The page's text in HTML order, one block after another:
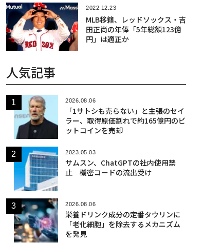
2022.12.23
MLB移籍、レッドソックス・吉
田正尚の年俸「5年総額123億
円」は適正か
人気記事
2026.08.06
「1サトシも売らない」と主張のセイ
ラー、取得原価割れで約165億円のビ
ットコインを売却
2023.05.03
サムスン、ChatGPTの社内使用禁
止 機密コードの流出受け
2026.08.06
栄養ドリンク成分の定番タウリンに
「老化細胞」を除去するメカニズム
を発見